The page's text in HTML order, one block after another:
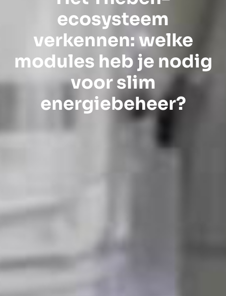
ecosysteem
verkennen: welke
modules heb je nodig
voor slim
energiebeheer?